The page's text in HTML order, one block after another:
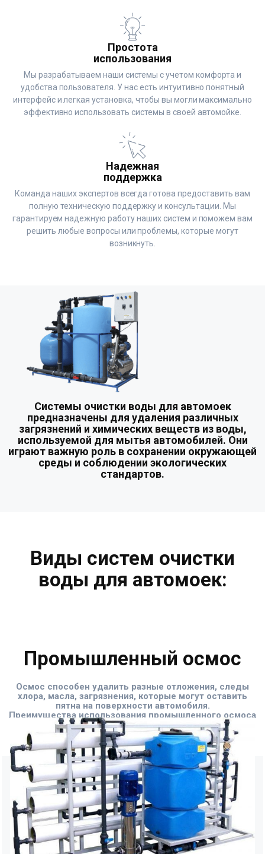
Простота
использования
Мы разрабатываем наши системы с учетом комфорта и
удобства пользователя. У нас есть интуитивно понятный
интерфейс и легкая установка, чтобы вы могли максимально
эффективно использовать системы в своей автомойке.
Надежная
поддержка
Команда наших экспертов всегда готова предоставить вам
полную техническую поддержку и консультации. Мы
гарантируем надежную работу наших систем и поможем вам
решить любые вопросы или проблемы, которые могут
возникнуть.
Системы очистки воды для автомоек
предназначены для удаления различных
загрязнений и химических веществ из воды,
используемой для мытья автомобилей. Они
играют важную роль в сохранении окружающей
среды и соблюдении экологических
стандартов.
Виды систем очистки
воды для автомоек:
Промышленный осмос
Осмос способен удалить разные отложения, следы
хлора, масла, загрязнения, которые могут оставить
пятна на поверхности автомобиля.
Преимущества использования промышленного осмоса
включают снижение расходов на воду, уменьшение
использования химических веществ и повышение
уровня клиентского удовлетворения.